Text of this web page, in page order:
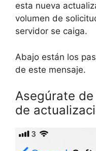
esta nueva
volumen de
servidor se caiga.
Abajo están los
de este mensaje.
Asegúrate
de